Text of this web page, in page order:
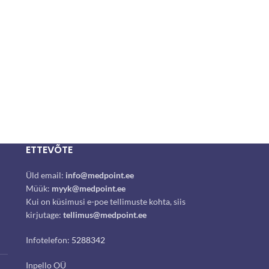
ETTEVÕTE
Üld email: info@medpoint.ee
Müük: myyk@medpoint.ee
Kui on küsimusi e-poe tellimuste kohta, siis
kirjutage: tellimus@medpoint.ee
Infotelefon: 5288342
Inpello OÜ